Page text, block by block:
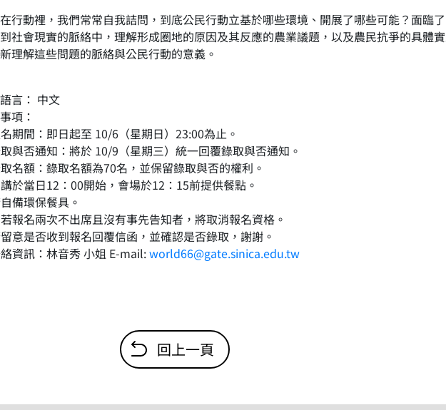
動裡，我們常常自我詰問，到底公民行動立基於哪些環境、開展了哪些可能？面臨
社會現實的脈絡中，理解形成圈地的原因及其反應的農業議題，以及農民抗爭的具體
理解這些問題的脈絡與公民行動的意義。
言： 中文
項：
期間：即日起至 10/6（星期日）23:00為止。
與否通知：將於 10/9（星期三）統一回覆錄取與否通知。
名額：錄取名額為70名，並保留錄取與否的權利。
於當日12：00開始，會場於12：15前提供餐點。
備環保餐具。
報名兩次不出席且沒有事先告知者，將取消報名資格。
意是否收到報名回覆信函，並確認是否錄取，謝謝。
資訊：林音秀 小姐 E-mail:world66@gate.sinica.edu.tw
回上一頁